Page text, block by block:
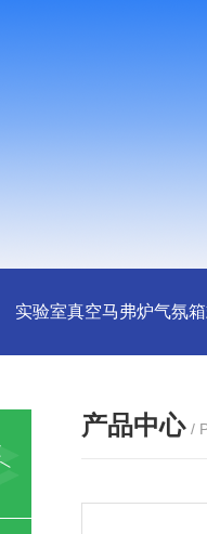
实验室真空马弗炉气氛
产品中心 /